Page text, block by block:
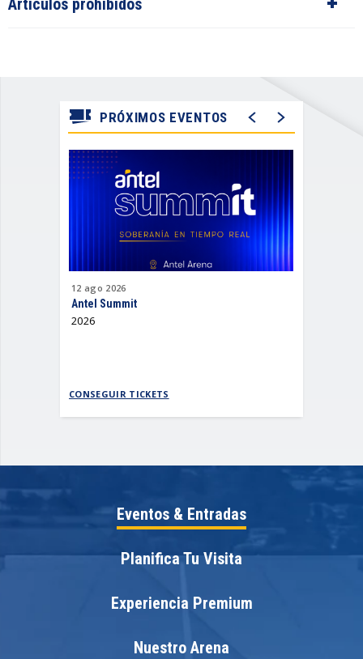
Artículos prohibidos
PRÓXIMOS EVENTOS
12 ago 2026
Antel Summit
2026
CONSEGUIR TICKETS
Eventos & Entradas
Planifica Tu Visita
Experiencia Premium
Nuestro Arena